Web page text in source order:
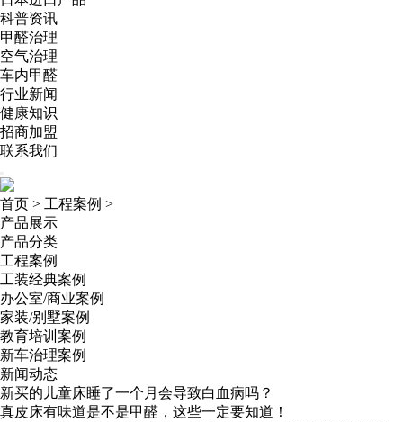
科普资讯
甲醛治理
空气治理
车内甲醛
行业新闻
健康知识
招商加盟
联系我们
首页 > 工程案例 >
产品展示
产品分类
工程案例
工装经典案例
办公室/商业案例
家装/别墅案例
教育培训案例
新车治理案例
新闻动态
新买的儿童床睡了一个月会导致白血病吗？
真皮床有味道是不是甲醛，这些一定要知道！